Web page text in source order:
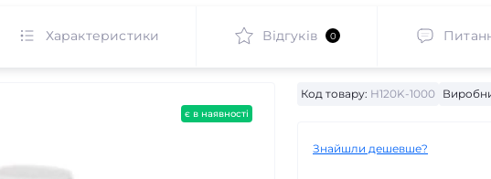
Характеристики Відгуків 0
є в наявності
Код товару: H120K-1000
Знайшли дешевше?